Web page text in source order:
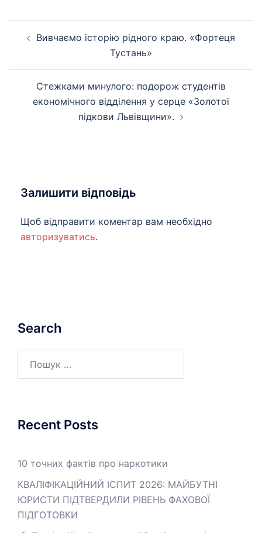
Вивчаємо історію рідного краю. «Фортеця
Тустань»
Стежками минулого: подорож студентів
економічного відділення у серце «Золотої
підкови Львівщини».
Залишити відповідь
Щоб відправити коментар вам необхідно
авторизуватись.
Search
Recent Posts
10 точних фактів про наркотики
КВАЛІФІКАЦІЙНИЙ ІСПИТ 2026: МАЙБУТНІ
ЮРИСТИ ПІДТВЕРДИЛИ РІВЕНЬ ФАХОВОЇ
ПІДГОТОВКИ